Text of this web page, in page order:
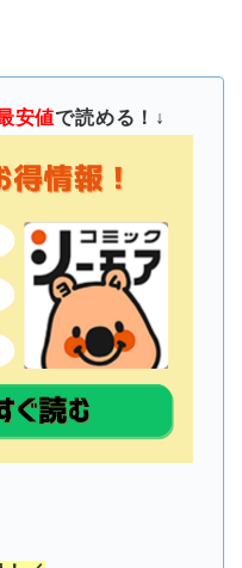
安値で読める！↓